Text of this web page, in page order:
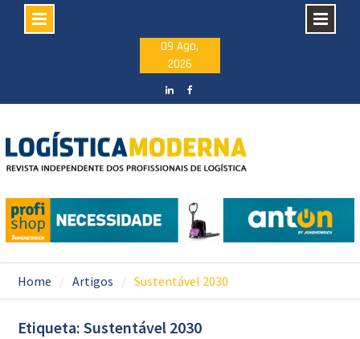
09 Ago,
2026
Home Artigos Sustentável 2030
Etiqueta: Sustentável 2030